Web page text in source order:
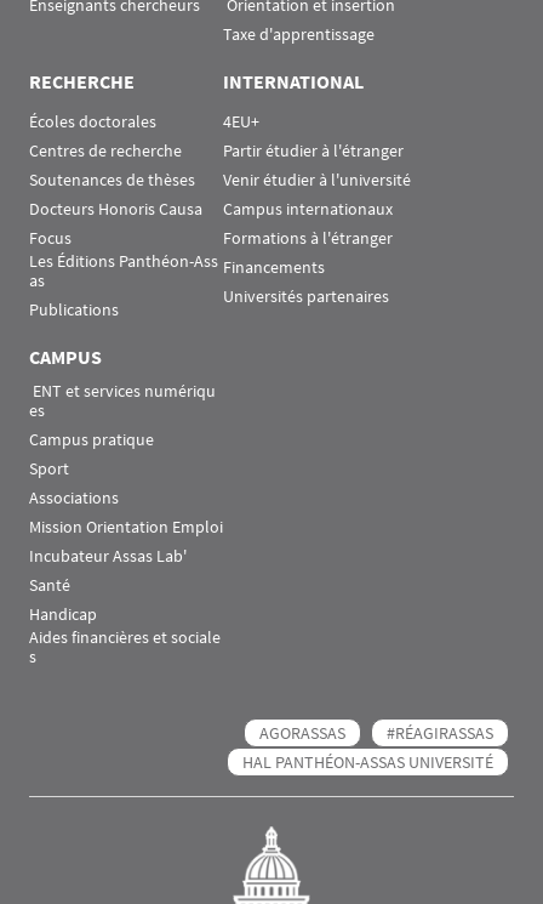
Enseignants chercheurs
Orientation et insertion
Taxe d'apprentissage
RECHERCHE
Écoles doctorales
Centres de recherche
Soutenances de thèses
Docteurs Honoris Causa
Focus
Les Éditions Panthéon-Ass
as
Publications
INTERNATIONAL
4EU+
Partir étudier à l'étranger
Venir étudier à l'université
Campus internationaux
Formations à l'étranger
Financements
Universités partenaires
CAMPUS
es
Campus pratique
Sport
Associations
Mission Orientation Emploi
Incubateur Assas Lab'
Santé
Handicap
Aides financières et sociale
s
AGORASSAS
#RÉAGIRASSAS
HAL PANTHÉON-ASSAS UNIVERSITÉ